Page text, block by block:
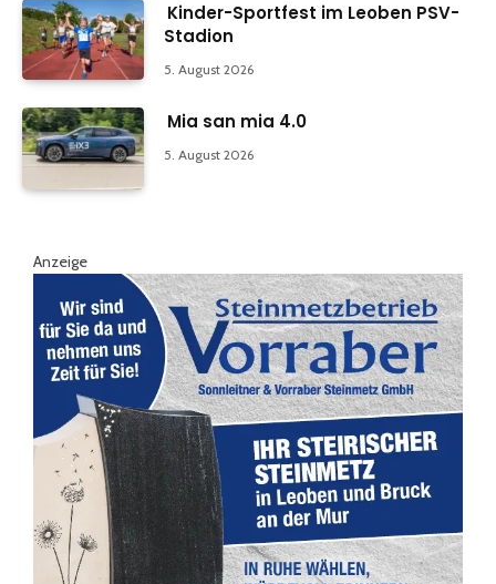
Kinder-Sportfest im Leoben PSV-
Stadion
5. August 2026
Mia san mia 4.0
5. August 2026
Anzeige